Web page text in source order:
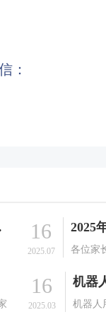
：
！ 16
2025.07
各位家
场面向
才能的
16
2025.03
机器
机器人